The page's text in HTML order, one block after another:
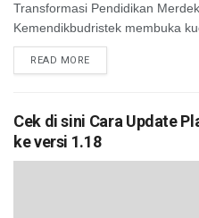
Transformasi Pendidikan
Kemendikbudristek membuka
READ MORE
Cek di sini Cara Update
ke versi 1.18